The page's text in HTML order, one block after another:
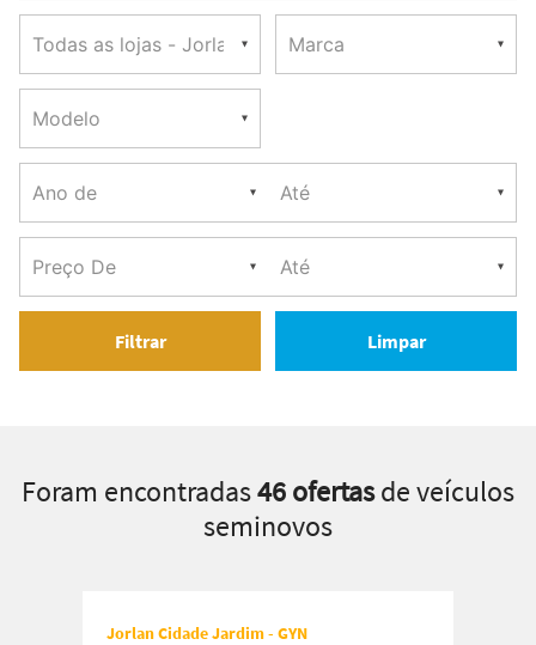
Filtrar Limpar
Foram encontradas46 ofertasde veículos
seminovos
Jorlan Cidade Jardim - GYN